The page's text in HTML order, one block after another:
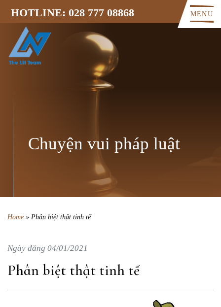
HOTLINE: 028 777 08868 MENU
Chuyện vui pháp luật
Home » Phân biệt thật tinh tế
Ngày đăng 04/01/2021
Phân biệt thật tinh tế